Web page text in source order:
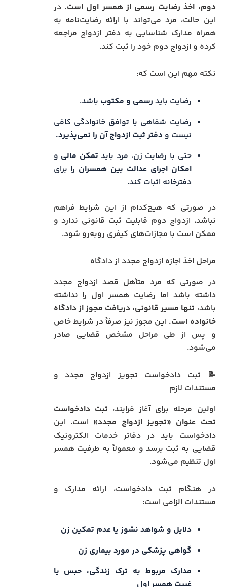
دوم، اخذ رضایت رسمی از همسر اول است. در
این حالت، مرد می‌تواند با ارائه رضایت‌نامه به
همراه مدارک شناسایی به دفتر ازدواج مراجعه
کرده و ازدواج دوم خود را ثبت کند.
نکته مهم این است که:
رضایت باید رسمی و مکتوب باشد.
رضایت شفاهی یا توافق خانوادگی کافی
نیست ودفتر ثبت ازدواج آن را نمی‌پذیرد.
حتی با رضایت زن، مرد باید تمکن مالی و
امکان اجرای عدالت بین همسران را برای
دفترخانه اثبات کند.
در صورتی که هیچ‌کدام از این شرایط فراهم
نباشد، ازدواج دوم قابلیت ثبت قانونی ندارد و
ممکن است با مجازات‌های کیفری روبه‌رو شود.
مراحل اخذ اجازه ازدواج مجدد از دادگاه
در صورتی که مرد متأهل قصد ازدواج مجدد
داشته باشد اما رضایت همسر اول را نداشته
باشد، تنها مسیر قانونی، دریافت مجوز از دادگاه
خانواده است. این مجوز نیز صرفاً در شرایط خاص
و پس از طی مراحل مشخص قضایی صادر
می‌شود.
📝 ثبت دادخواست تجویز ازدواج مجدد و
مستندات لازم
اولین مرحله برای آغاز فرایند، ثبت دادخواست
تحت عنوان «تجویز ازدواج مجدد» است. این
دادخواست باید در دفاتر خدمات الکترونیک
قضایی به ثبت برسد و معمولاً به طرفیت همسر
اول تنظیم می‌شود.
در هنگام ثبت دادخواست، ارائه مدارک و
مستندات الزامی است:
دلایل و شواهد نشوز یا عدم تمکین زن
گواهی پزشکی در مورد بیماری زن
مدارک مربوط به ترک زندگی، حبس یا